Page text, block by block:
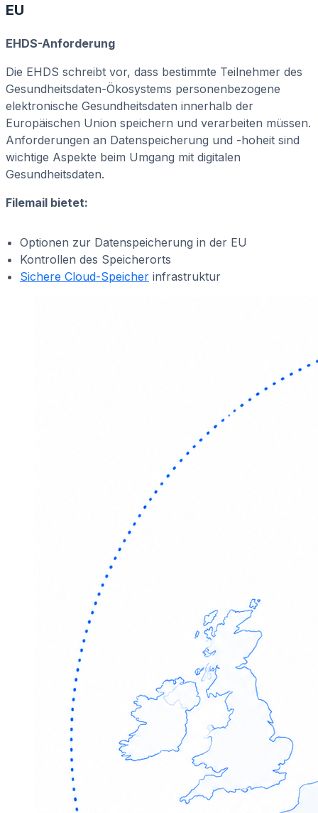
EU
EHDS-Anforderung
Die EHDS schreibt vor, dass bestimmte Teilnehmer des
Gesundheitsdaten-Ökosystems personenbezogene
elektronische Gesundheitsdaten innerhalb der
Europäischen Union speichern und verarbeiten müssen.
Anforderungen an Datenspeicherung und -hoheit sind
wichtige Aspekte beim Umgang mit digitalen
Gesundheitsdaten.
Filemail bietet:
Optionen zur Datenspeicherung in der EU
Kontrollen des Speicherorts
Sichere Cloud-Speicher infrastruktur